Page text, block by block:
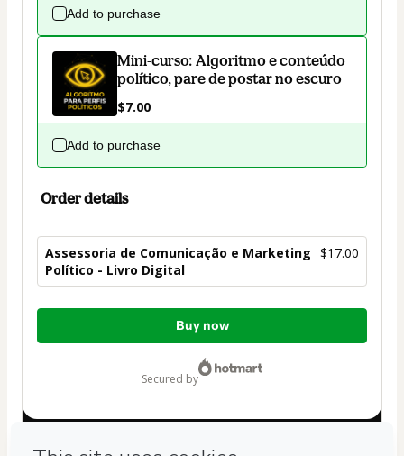
Add to purchase
Mini-curso: Algoritmo e conteúdo
político, pare de postar no escuro
$7.00
Add to purchase
Order details
Assessoria de Comunicação e Marketing
Político - Livro Digital
$17.00
Total
Buy now
secured by